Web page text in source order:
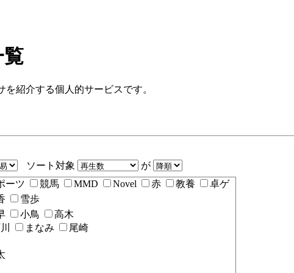
を紹介する個人的サービスです。
ソート対象 が
ーツ 競馬 MMD Novel 赤 教養
卓ゲ
雪歩
小鳥
高木
まなみ
尾崎